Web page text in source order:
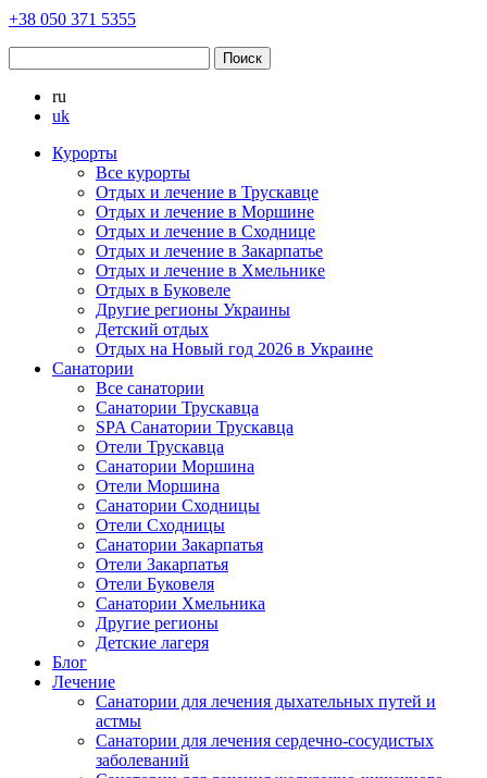
+38 050 371 5355
ru
uk
Курорты
Все курорты
Отдых и лечение в Трускавце
Отдых и лечение в Моршине
Отдых и лечение в Сходнице
Отдых и лечение в Закарпатье
Отдых и лечение в Хмельнике
Отдых в Буковеле
Другие регионы Украины
Детский отдых
Отдых на Новый год 2026 в Украине
Санатории
Все санатории
Санатории Трускавца
SPA Санатории Трускавца
Отели Трускавца
Санатории Моршина
Отели Моршина
Санатории Сходницы
Отели Сходницы
Санатории Закарпатья
Отели Закарпатья
Отели Буковеля
Санатории Хмельника
Другие регионы
Детские лагеря
Блог
Лечение
Санатории для лечения дыхательных путей и
астмы
Санатории для лечения сердечно-сосудистых
заболеваний